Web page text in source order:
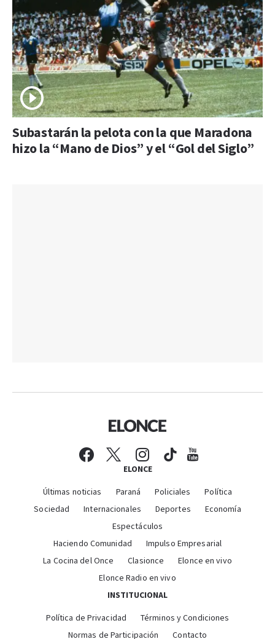
Subastarán la pelota con la que Maradona
hizo la “Mano de Dios” y el “Gol del Siglo”
ELONCE
Últimas noticias Paraná Policiales
Política
Sociedad
Internacionales Deportes
Economía
Espectáculos
Haciendo Comunidad
Impulso Empresarial
La Cocina del Once
Clasionce
Elonce en vivo
Elonce Radio en vivo
INSTITUCIONAL
Política de Privacidad
Términos y Condiciones
Normas de Participación
Contacto